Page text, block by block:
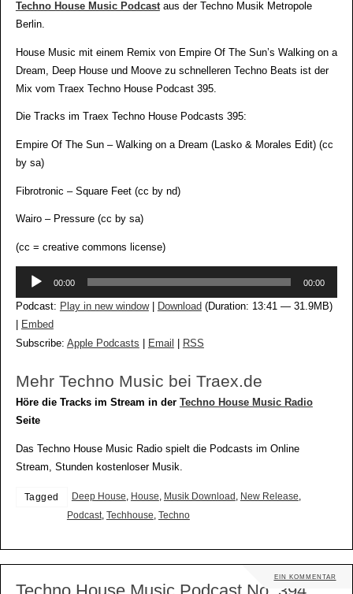
Techno House Music Podcastaus der Techno Musik Metropole
Berlin.
House Music mit einem Remix von Empire Of The Sun’s Walking on a
Dream, Deep House und Moove zu schnelleren Techno Beats ist der
Mix vom Traex Techno House Podcast 395.
Die Tracks im Traex Techno House Podcasts 395:
Empire Of The Sun – Walking on a Dream (Lasko & Morales Edit) (cc
by sa)
Fibrotronic – Square Feet (cc by nd)
Wairo – Pressure (cc by sa)
(cc = creative commons license)
Audio-
00:00 00:00
Podcast: Play in new window| Download (Duration: 13:41 — 31.9MB)
Embed
Subscribe: Apple Podcasts Email RSS
Mehr Techno Music bei Traex.de
Höre die Tracks im Stream in der Techno House Music Radio
Seite
Das Techno House Music Radio spielt die Podcasts im Online
Stream, Stunden kostenloser Musik.
Tagged Deep House House Musik Download New Release
Podcast, Techhouse Techno
EIN KOMMENTAR